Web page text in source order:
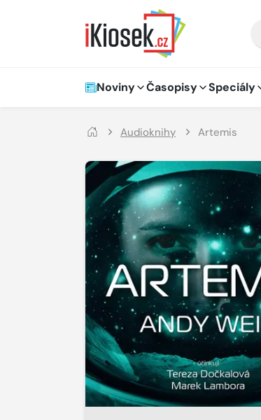
Hlavní navigace
Noviny Časopisy Speciály
Audioknihy Artemis